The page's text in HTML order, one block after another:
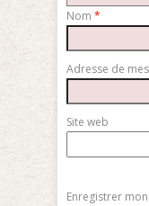
Nom *
Adresse de
Site web
Enregistrer